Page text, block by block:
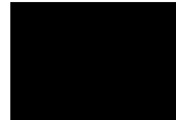
A… Kanda meena porichi vechu